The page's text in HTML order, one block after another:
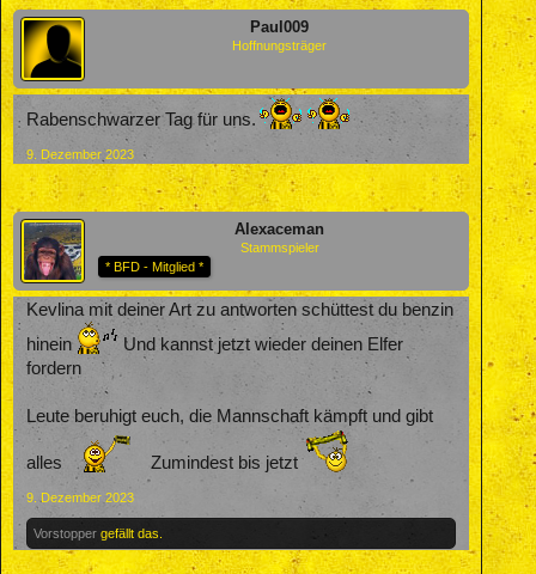
Paul009
Hoffnungsträger
Rabenschwarzer Tag für uns.
9. Dezember 2023
Alexaceman
Stammspieler
* BFD - Mitglied *
Kevlina mit deiner Art zu antworten schüttest du benzin
hinein
Und kannst jetzt wieder deinen Elfer
fordern
Leute beruhigt euch, die Mannschaft kämpft und gibt
alles Zumindest bis jetzt
9. Dezember 2023
Vorstopper gefällt das.